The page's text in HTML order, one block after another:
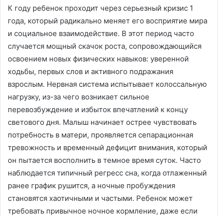
К году ребенок проходит через серьезный кризис 1
года, который радикально меняет его восприятие мира
и социальное взаимодействие. В этот период часто
случается мощный скачок роста, сопровождающийся
освоением новых физических навыков: уверенной
ходьбы, первых слов и активного подражания
взрослым. Нервная система испытывает колоссальную
нагрузку, из-за чего возникает сильное
перевозбуждение и избыток впечатлений к концу
светового дня. Малыш начинает острее чувствовать
потребность в матери, проявляется сепарационная
тревожность и временный дефицит внимания, который
он пытается восполнить в темное время суток. Часто
наблюдается типичный регресс сна, когда отлаженный
ранее график рушится, а ночные пробуждения
становятся хаотичными и частыми. Ребенок может
требовать привычное ночное кормление, даже если